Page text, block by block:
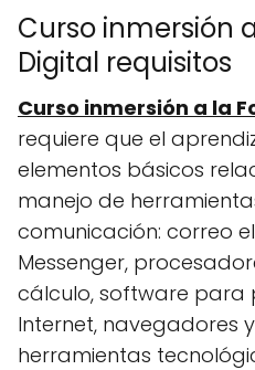
Curso inmersión
Digital requisitos
Curso inmersión a la
requiere que el
elementos básicos
manejo de
comunicación: correo
Messenger,
cálculo, software para
Internet, navegadores
herramientas